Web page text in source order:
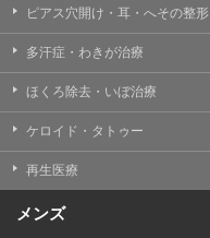
ピアス穴開け・耳・へその整形
多汗症・わきが治療
ほくろ除去・いぼ治療
ケロイド・タトゥー
再生医療
メンズ